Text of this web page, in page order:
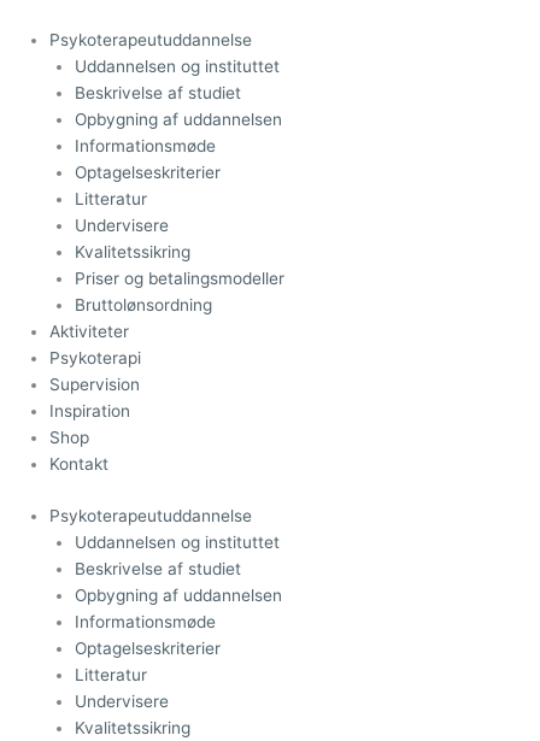
indholdet
Psykoterapeutuddannelse
Uddannelsen og instituttet
Beskrivelse af studiet
Opbygning af uddannelsen
Informationsmøde
Optagelseskriterier
Litteratur
Undervisere
Kvalitetssikring
Priser og betalingsmodeller
Bruttolønsordning
Aktiviteter
Psykoterapi
Supervision
Inspiration
Shop
Kontakt
Psykoterapeutuddannelse
Uddannelsen og instituttet
Beskrivelse af studiet
Opbygning af uddannelsen
Informationsmøde
Optagelseskriterier
Litteratur
Undervisere
Kvalitetssikring
oprindelige
pris
var:
kr.229,00.
aktuelle
pris
er:
kr.100,00.